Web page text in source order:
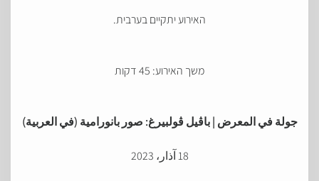
האירוע יתקיים בערבית.
משך האירוע: 45 דקות
جولة في المعرض | باڤيل ڤولبيرغ: صور بانورامية (في العربية)
18 آذار، 2023